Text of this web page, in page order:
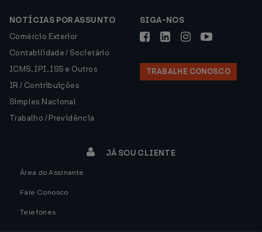
NOTÍCIAS POR ASSUNTO
Comércio Exterior
Contabilidade / Societário
ICMS, IPI, ISS e Outros
IR / Contribuições
Simples Nacional
Trabalho / Previdência
SIGA-NOS
TRABALHE CONOSCO
JÁ SOU CLIENTE
Área do Assinante
Fale Conosco
Telefones